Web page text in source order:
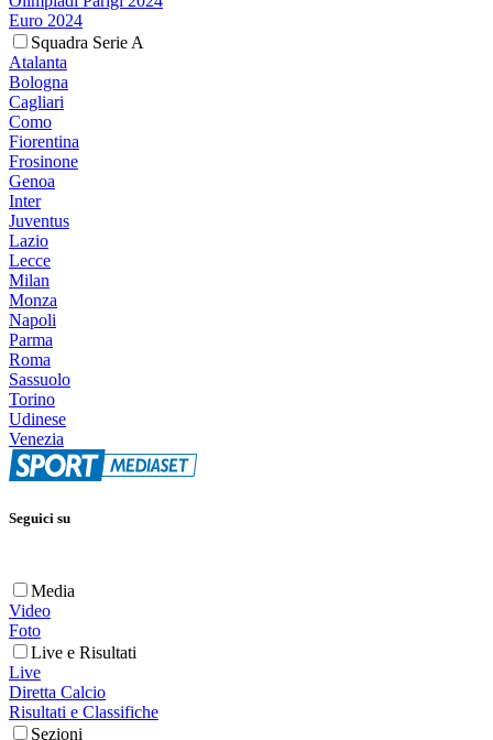
Euro 2024
Squadra Serie A
Atalanta
Bologna
Cagliari
Como
Fiorentina
Frosinone
Genoa
Inter
Juventus
Lazio
Lecce
Milan
Monza
Napoli
Parma
Roma
Sassuolo
Torino
Udinese
Venezia
Seguici su
Media
Video
Foto
Live e Risultati
Live
Diretta Calcio
Risultati e Classifiche
Sezioni